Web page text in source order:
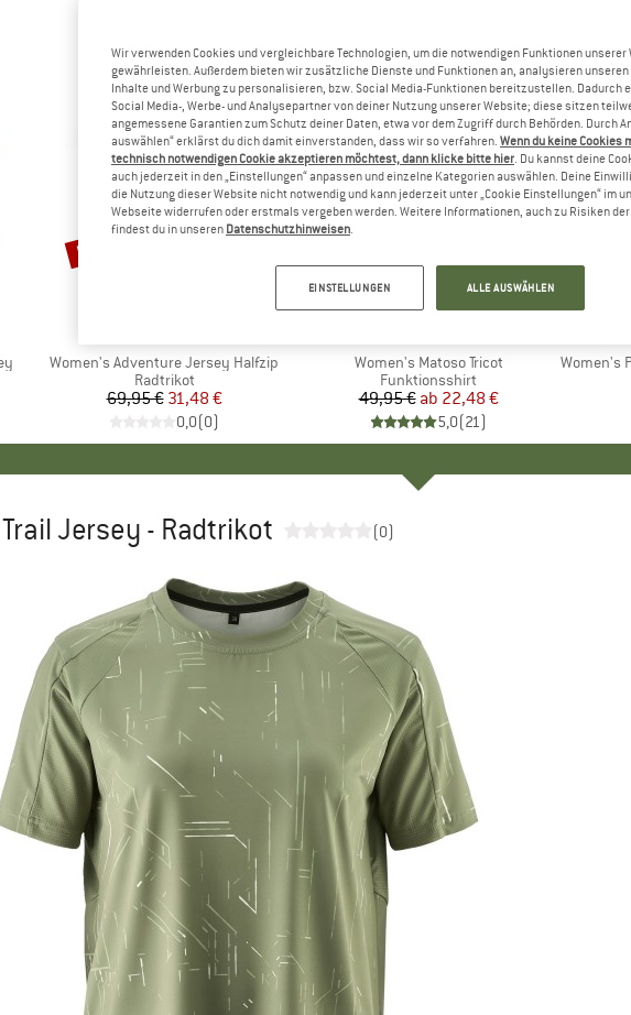
Artikel
Women's Adventure Jersey Halfzip
Produktgruppe
Radtrikot
Preis
69,95 €reduzierter Preis
31,48 €
0,0(0)
Rabatt
55%
Artikel
Women's Matoso Tricot
Produktgruppe
Funktionsshirt
Preis
49,95 € reduzierter Preis
ab 22,48 €
5,0(21)
Artikel
Women's
Jersey - Radtrikot (0)
Wir verwenden Cookies und vergleichbare Technologien, um die notwendigen Funktionen unserer
gewährleisten. Außerdem bieten wir zusätzliche Dienste und Funktionen an, analysieren
Inhalte und Werbung zu personalisieren, bzw. Social Media-Funktionen bereitzustellen. Dadurch
Social Media-, Werbe- und Analysepartner von deiner Nutzung unserer Website; diese sitzen
angemessene Garantien zum Schutz deiner Daten, etwa vor dem Zugriff durch Behörden. Durch
auswählen“ erklärst du dich damit einverstanden, dass wir so verfahren. Wenn du keine Cookies
technisch notwendigen Cookie akzeptieren möchtest, dann klicke bitte hier. Du kannst deine
auch jederzeit in den „Einstellungen“ anpassen und einzelne Kategorien auswählen. Deine
die Nutzung dieser Website nicht notwendig und kann jederzeit unter „Cookie Einstellungen“ im
Webseite widerrufen oder erstmals vergeben werden. Weitere Informationen, auch zu Risiken
findest du in unseren Datenschutzhinweisen.
EINSTELLUNGEN ALLE AUSWÄHLEN